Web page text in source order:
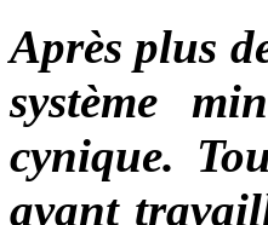
Après plus
système
cynique.
ayant